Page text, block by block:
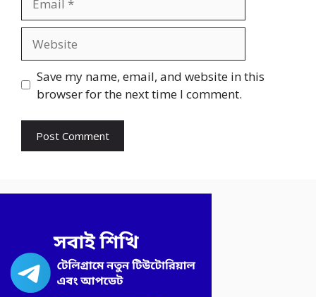
Save my name, email, and website in this
browser for the next time I comment.